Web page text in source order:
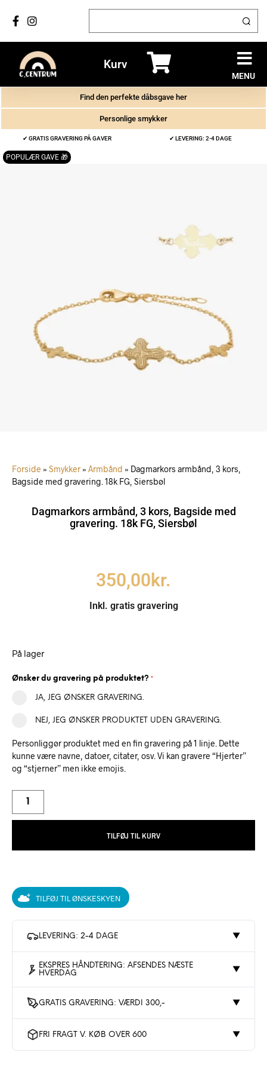
Kurv
MENU
Find den perfekte dåbsgave her
Personlige smykker
✔ GRATIS GRAVERING PÅ GAVER ✔ LEVERING: 2-4 DAGE
POPULÆR GAVE 🎁
Forside » Smykker » Armbånd » Dagmarkors armbånd, 3 kors,
Bagside med gravering. 18k FG, Siersbøl
Dagmarkors armbånd, 3 kors, Bagside med
gravering. 18k FG, Siersbøl
350,00kr.
Inkl. gratis gravering
På lager
Ønsker du gravering på produktet? *
JA, JEG ØNSKER GRAVERING.
NEJ, JEG ØNSKER PRODUKTET UDEN GRAVERING.
Personliggør produktet med en fin gravering på 1 linje. Dette
kunne være navne, datoer, citater, osv. Vi kan gravere “Hjerter”
og “stjerner” men ikke emojis.
TILFØJ TIL KURV
TILFØJ TIL ØNSKESKYEN
LEVERING: 2-4 DAGE ▼
EKSPRES HÅNDTERING: AFSENDES NÆSTE
HVERDAG
▼
GRATIS GRAVERING: VÆRDI 300,- ▼
FRI FRAGT V. KØB OVER 600 ▼